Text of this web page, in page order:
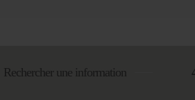
Rechercher une information